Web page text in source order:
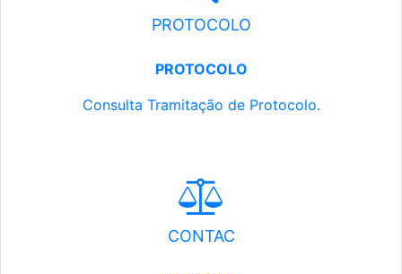
PROTOCOLO
PROTOCOLO
Consulta Tramitação de Protocolo.
CONTAC